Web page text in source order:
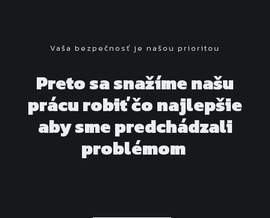
Vaša bezpečnosť je našou prioritou
Preto sa snažíme našu
prácu robiť čo najlepšie
aby sme predchádzali
problémom